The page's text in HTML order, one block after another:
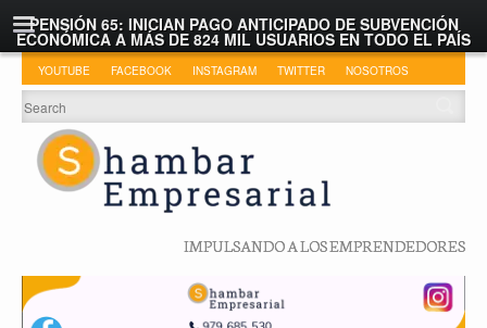
PENSIÓN 65: INICIAN PAGO ANTICIPADO DE SUBVENCIÓN
ECONÓMICA A MÁS DE 824 MIL USUARIOS EN TODO EL PAÍS
YOUTUBE FACEBOOK INSTAGRAM TWITTER NOSOTROS
IMPULSANDO A LOS EMPRENDEDORES